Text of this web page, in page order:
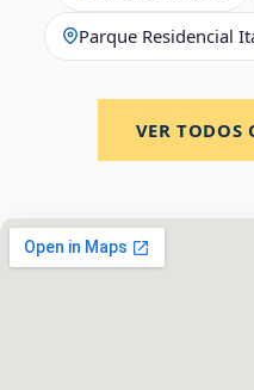
Parque Residencial
VER TODOS